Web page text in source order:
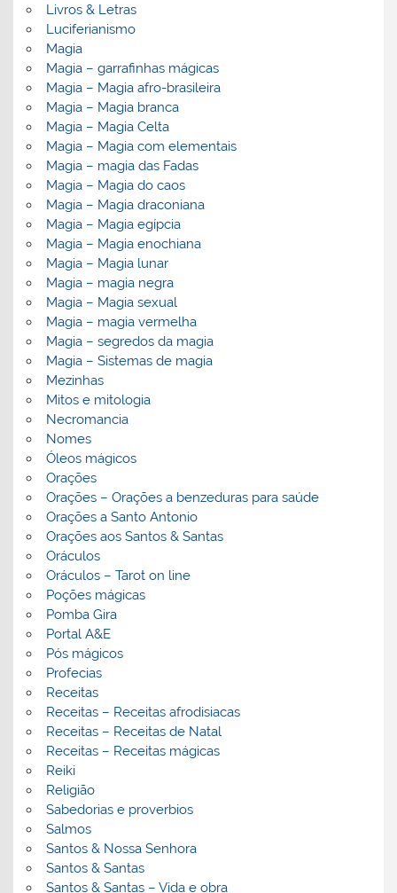
Livros & Letras
Luciferianismo
Magia
Magia – garrafinhas mágicas
Magia – Magia afro-brasileira
Magia – Magia branca
Magia – Magia Celta
Magia – Magia com elementais
Magia – magia das Fadas
Magia – Magia do caos
Magia – Magia draconiana
Magia – Magia egípcia
Magia – Magia enochiana
Magia – Magia lunar
Magia – magia negra
Magia – Magia sexual
Magia – magia vermelha
Magia – segredos da magia
Magia – Sistemas de magia
Mezinhas
Mitos e mitologia
Necromancia
Nomes
Óleos mágicos
Orações
Orações – Orações a benzeduras para saúde
Orações a Santo Antonio
Orações aos Santos & Santas
Oráculos
Oráculos – Tarot on line
Poções mágicas
Pomba Gira
Portal A&E
Pós mágicos
Profecias
Receitas
Receitas – Receitas afrodisiacas
Receitas – Receitas de Natal
Receitas – Receitas mágicas
Reiki
Religião
Sabedorias e proverbios
Salmos
Santos & Nossa Senhora
Santos & Santas
Santos & Santas – Vida e obra